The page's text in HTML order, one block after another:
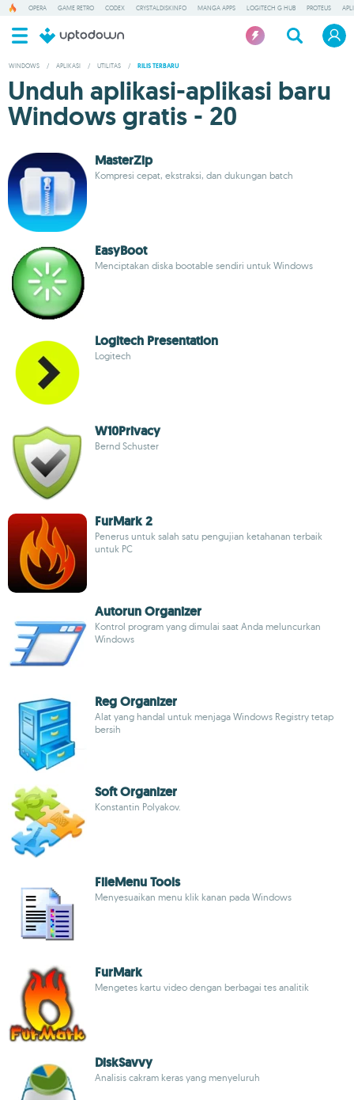
OPERA GAME RETRO CODEX CRYSTALDISKINFO MANGA APPS LOGITECH G HUB PROTEUS
WINDOWS / APLIKASI / UTILITAS / RILIS TERBARU
Unduh aplikasi-aplikasi baru
Windows gratis - 20
MasterZip
Kompresi cepat, ekstraksi, dan dukungan batch
EasyBoot
Menciptakan diska bootable sendiri untuk Windows
Logitech Presentation
Logitech
W10Privacy
Bernd Schuster
FurMark 2
Penerus untuk salah satu pengujian ketahanan terbaik
untuk PC
Autorun Organizer
Kontrol program yang dimulai saat Anda meluncurkan
Windows
Reg Organizer
Alat yang handal untuk menjaga Windows Registry tetap
bersih
Soft Organizer
Konstantin Polyakov.
FileMenu Tools
Menyesuaikan menu klik kanan pada Windows
FurMark
Mengetes kartu video dengan berbagai tes analitik
DiskSavvy
Analisis cakram keras yang menyeluruh